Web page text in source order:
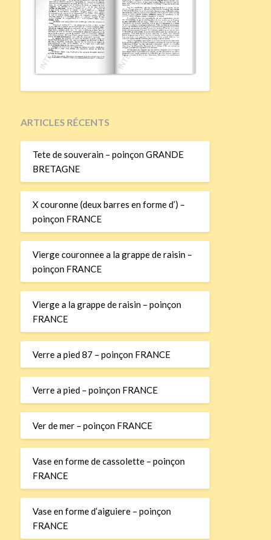
ARTICLES RÉCENTS
Tete de souverain – poinçon GRANDE
BRETAGNE
X couronne (deux barres en forme d’) –
poinçon FRANCE
Vierge couronnee a la grappe de raisin –
poinçon FRANCE
Vierge a la grappe de raisin – poinçon
FRANCE
Verre a pied 87 – poinçon FRANCE
Verre a pied – poinçon FRANCE
Ver de mer – poinçon FRANCE
Vase en forme de cassolette – poinçon
FRANCE
Vase en forme d’aiguiere – poinçon
FRANCE